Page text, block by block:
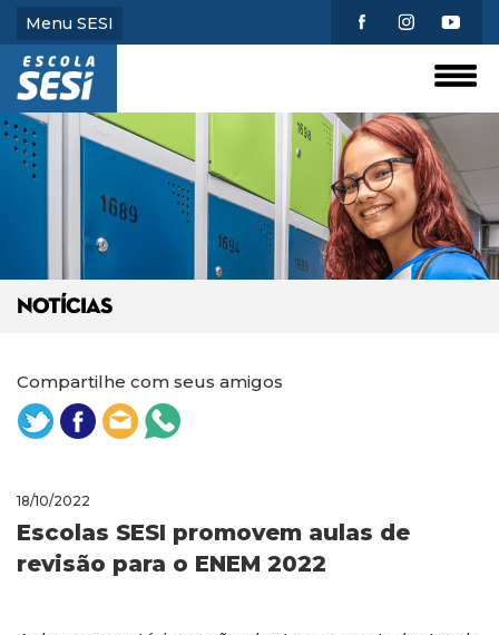
Menu SESI
NOTÍCIAS
Compartilhe com seus amigos
18/10/2022
Escolas SESI promovem aulas de
revisão para o ENEM 2022